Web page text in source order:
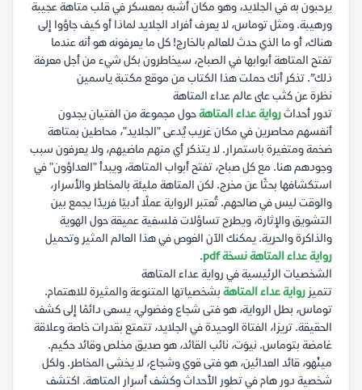
يرحبون به في الجلايد، وهو مكان أشبه بمعسكر في قلب متاهة عجيبة
ورهيبة. ومثل توماس، لا يعرف أفراد الجلايد لماذا أو كيف جاؤوا إلى
هناك، أو ما الذي حدث للعالم بالخارج! كل ما يعرفونه هو أنه عندما
تفتح المتاهة أبوابها في الصباح، سيخاطرون بكل شيء من أجل معرفة
ذلك”. تذكر أنك حملت هذا الكتاب من موقع مكتبة ياسمين
نظرة عن كثب على عالم عداء المتاهة
تدور أحداثرواية عداء المتاهةحول مجموعة من الفتيان يجدون
أنفسهم محاصرين في مكان غريب يُدعى "الجلايد"، محاطين بمتاهة
ضخمة ومتغيرة باستمرار. لا يتذكر أي منهم ماضيهم، ولا يعرفون سبب
وجودهم هنا. مع كل صباح، تفتح أبواب المتاهة، ويبدأ "العداؤون" في
استكشافها بحثًا عن مخرج. لكن المتاهة مليئة بالمخاطر والأسرار،
والوقت ليس في صالحهم. تُعتبر الرواية عملًا أدبيًا فريدًا يجمع بين
التشويق والإثارة، ويطرح تساؤلات فلسفية عميقة حول الهوية
والذاكرة والحرية. يمكنك الآن الغوص في هذا العالم المثير وتحميل
رواية عداء المتاهة نسخة pdf
.
الشخصيات الرئيسية في رواية عداء المتاهة
تتميز رواية عداء المتاهة بشخصياتها المتنوعة والمثيرة للاهتمام.
توماس، بطل الرواية، هو فتى شجاع وفضولي، يسعى دائمًا إلى كشف
الحقيقة. تريزا، الفتاة الوحيدة في الجلايد، تتمتع بقدرات خاصة وعلاقة
غامضة بتوماس. نيوَت، نائب القائد، هو صديق مخلص وقائد حكيم.
مينْهو، قائد العدائين، هو فتى قوي وشجاع، لا يخشى المخاطر. ولكل
شخصية دور هام في تطور الأحداث وكشف أسرار المتاهة. اكتشف